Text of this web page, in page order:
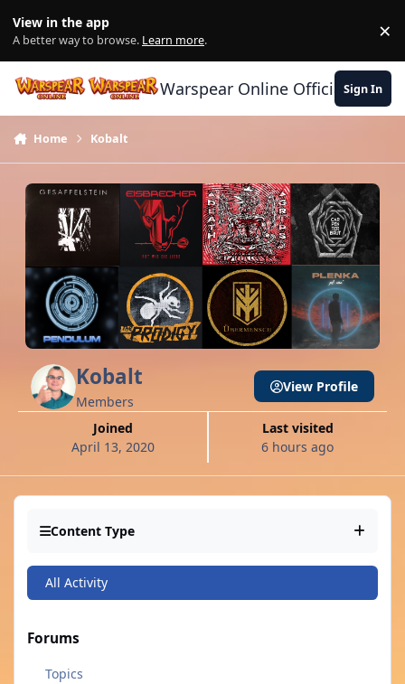
View in the app
A better way to browse. Learn more. ×
Warspear Online Official Forum
Sign In
Home Kobalt
Kobalt
Members
Joined
April 13, 2020
Last visited
6 hours ago
View Profile
Content Type
All Activity
Forums
Topics